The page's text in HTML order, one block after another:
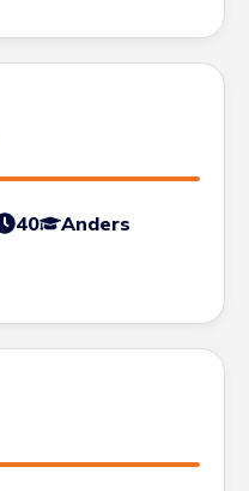
40
Anders